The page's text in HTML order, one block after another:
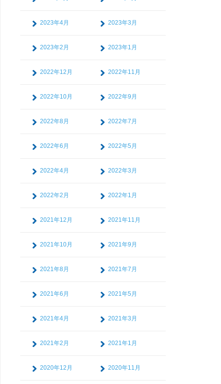
2023年4月 2023年3月
2023年2月 2023年1月
2022年12月 2022年11月
2022年10月 2022年9月
2022年8月 2022年7月
2022年6月 2022年5月
2022年4月 2022年3月
2022年2月 2022年1月
2021年12月 2021年11月
2021年10月 2021年9月
2021年8月 2021年7月
2021年6月 2021年5月
2021年4月 2021年3月
2021年2月 2021年1月
2020年12月 2020年11月